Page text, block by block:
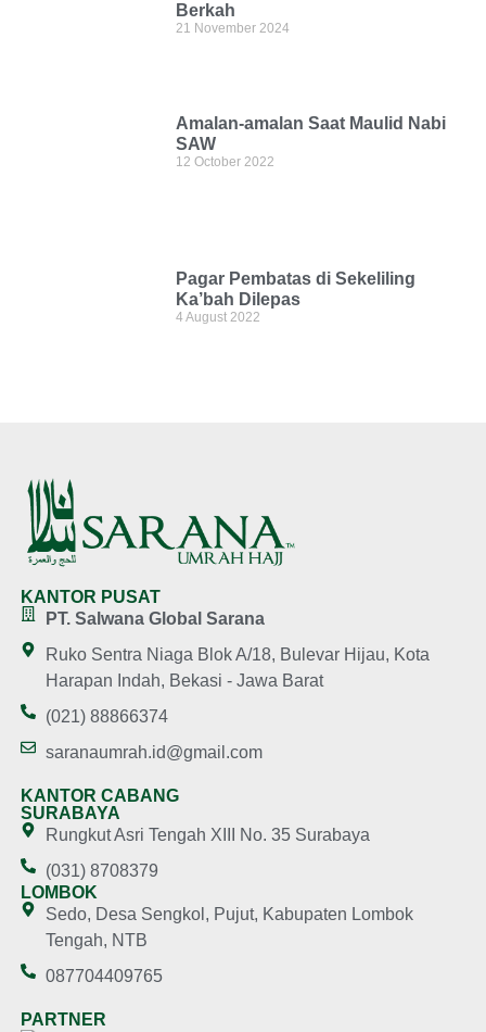
Berkah
21 November 2024
Amalan-amalan Saat Maulid Nabi
SAW
12 October 2022
Pagar Pembatas di Sekeliling
Ka’bah Dilepas
4 August 2022
KANTOR PUSAT
PT. Salwana Global Sarana
Ruko Sentra Niaga Blok A/18, Bulevar Hijau, Kota
Harapan Indah, Bekasi - Jawa Barat
(021) 88866374
saranaumrah.id@gmail.com
KANTOR CABANG
SURABAYA
Rungkut Asri Tengah XIII No. 35 Surabaya
(031) 8708379
LOMBOK
Sedo, Desa Sengkol, Pujut, Kabupaten Lombok
Tengah, NTB
087704409765
PARTNER